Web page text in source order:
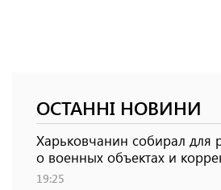
ОСТАННІ НОВИНИ
Харьковчанин собирал для
о военных объектах и
19:25